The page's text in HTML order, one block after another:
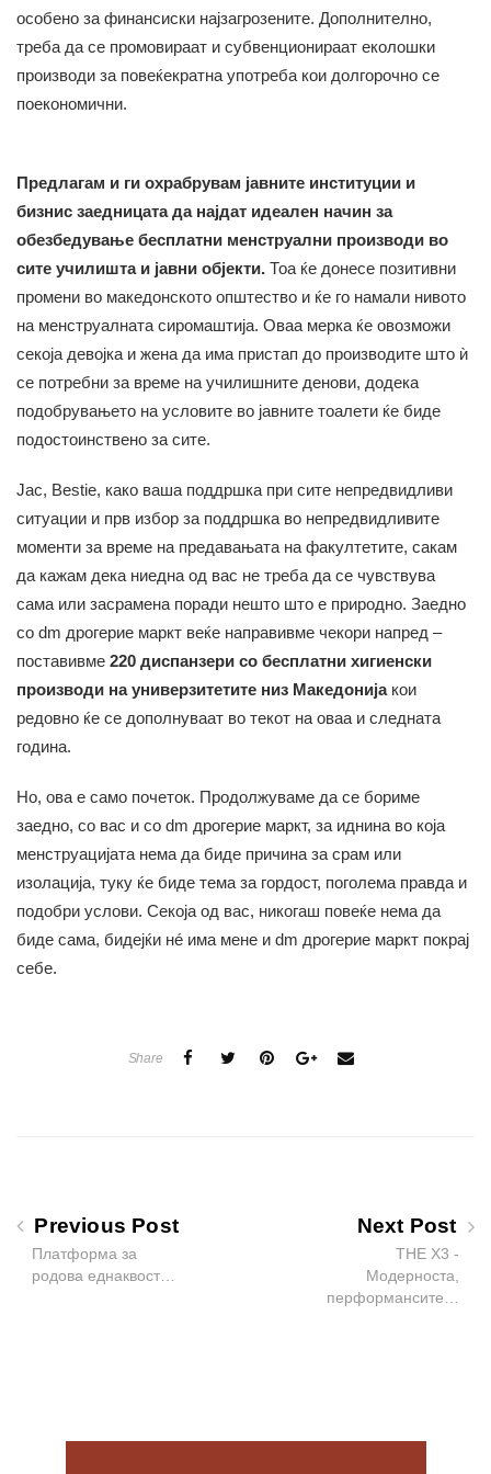
особено за финансиски најзагрозените. Дополнително,
треба да се промовираат и субвенционираат еколошки
производи за повеќекратна употреба кои долгорочно се
поекономични.
Предлагам и ги охрабрувам јавните институции и
бизнис заедницата да најдат идеален начин за
обезбедување бесплатни менструални производи во
сите училишта и јавни објекти. Тоа ќе донесе позитивни
промени во македонското општество и ќе го намали нивото
на менструалната сиромаштија. Оваа мерка ќе овозможи
секоја девојка и жена да има пристап до производите што ѝ
се потребни за време на училишните денови, додека
подобрувањето на условите во јавните тоалети ќе биде
подостоинствено за сите.
Јас, Bestie, како ваша поддршка при сите непредвидливи
ситуации и прв избор за поддршка во непредвидливите
моменти за време на предавањата на факултетите, сакам
да кажам дека ниедна од вас не треба да се чувствува
сама или засрамена поради нешто што е природно. Заедно
со dm дрогерие маркт веќе направивме чекори напред –
поставивме 220 диспанзери со бесплатни хигиенски
производи на универзитетите низ Македонијакои
редовно ќе се дополнуваат во текот на оваа и следната
година.
Но, ова е само почеток. Продолжуваме да се бориме
заедно, со вас и со dm дрогерие маркт, за иднина во која
менструацијата нема да биде причина за срам или
изолација, туку ќе биде тема за гордост, поголема правда и
подобри услови. Секоја од вас, никогаш повеќе нема да
биде сама, бидејќи нé има мене и dm дрогерие маркт покрај
себе.
Share
Previous Post
Платформа за
родова еднаквост…
Next Post
ТHE X3 -
Модерноста,
перформансите…